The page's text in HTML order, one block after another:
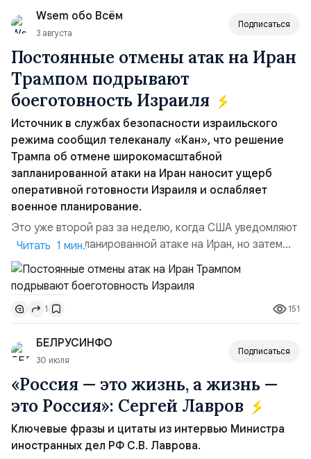
данный момент МС-2...
Wsem обо Всём
3 августа
Подписаться
Постоянные отмены атак на Иран
Трампом подрывают
боеготовность Израиля
Источник в службах безопасности израильского
режима сообщил телеканалу «Кан», что решение
Трампа об отмене широкомасштабной
запланированной атаки на Иран наносит ущерб
оперативной готовности Израиля и ослабляет
военное планирование.
Это уже второй раз за неделю, когда США уведомляют
Израиль о запланированной атаке на Иран, но затем
отменяют её в последний момент без каких-либо
объяснений.По данным этого СМИ, тысячи
военнослужащих армии Израиля неделями готовились
к возможной эскалации региональной напряжённости с
Ираном. Напомним:Реакция официального
представителя МИД Ира...
Читать 1 мин.
1 151
БЕЛРУСИНФО
30 июля
Подписаться
«Россия — это жизнь, а жизнь —
это Россия»: Сергей Лавров
Ключевые фразы и цитаты из интервью Министра
иностранных дел РФ С.В. Лаврова.